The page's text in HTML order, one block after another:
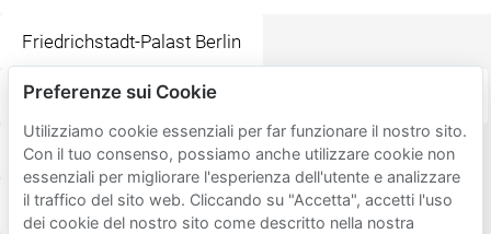
Friedrichstadt-Palast Berlin
Supreme Burger Grill & Bar
Monsieur Vuong Monbijoupark
Spreebogenpark Chamäleon Berlin gGmbH
Preferenze sui Cookie
Utilizziamo cookie essenziali per far funzionare il nostro sito.
Con il tuo consenso, possiamo anche utilizzare cookie non
essenziali per migliorare l'esperienza dell'utente e analizzare
il traffico del sito web. Cliccando su "Accetta", accetti l'uso
dei cookie del nostro sito come descritto nella nostra